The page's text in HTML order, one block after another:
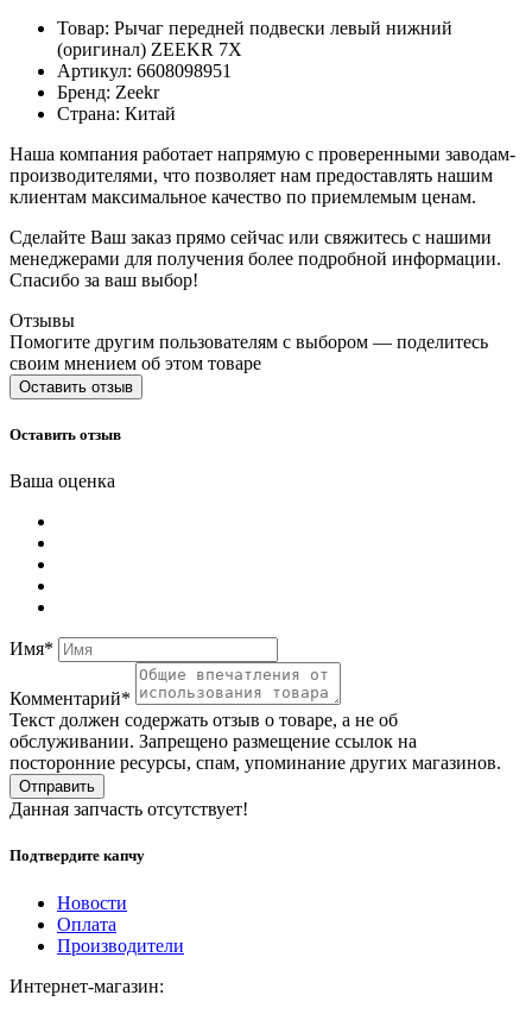
Товар: Рычаг передней подвески левый нижний
(оригинал) ZEEKR 7X
Артикул: 6608098951
Бренд: Zeekr
Страна: Китай
Наша компания работает напрямую с проверенными заводам-
производителями, что позволяет нам предоставлять нашим
клиентам максимальное качество по приемлемым ценам.
Сделайте Ваш заказ прямо сейчас или свяжитесь с нашими
менеджерами для получения более подробной информации.
Спасибо за ваш выбор!
Отзывы
Помогите другим пользователям с выбором — поделитесь
своим мнением об этом товаре
Оставить отзыв
Оставить отзыв
Ваша оценка
Имя*
Комментарий*
Текст должен содержать отзыв о товаре, а не об
обслуживании. Запрещено размещение ссылок на
посторонние ресурсы, спам, упоминание других магазинов.
Отправить
Данная запчасть отсутствует!
Подтвердите капчу
Новости
Оплата
Производители
Интернет-магазин: